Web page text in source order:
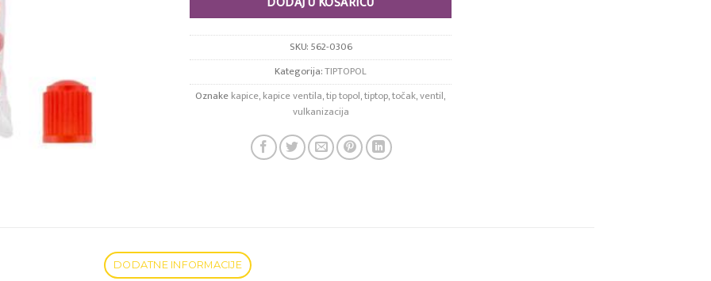
SKU:562-0306
Kategorija:TIPTOPOL
Oznakekapice,kapice ventila,tip topol,tiptop,točak,ventil,
vulkanizacija
DODATNE INFORMACIJE